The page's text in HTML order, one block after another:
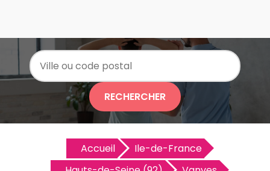
RECHERCHER
Accueil
Ile-de-France